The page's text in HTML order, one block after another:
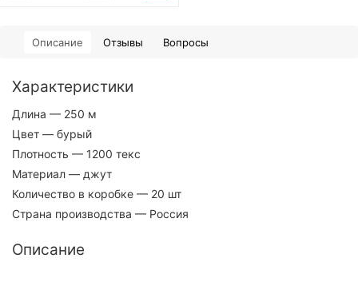
Описание Отзывы Вопросы
Характеристики
Длина — 250 м
Цвет — бурый
Плотность — 1200 текс
Материал — джут
Количество в коробке — 20 шт
Страна производства — Россия
Описание